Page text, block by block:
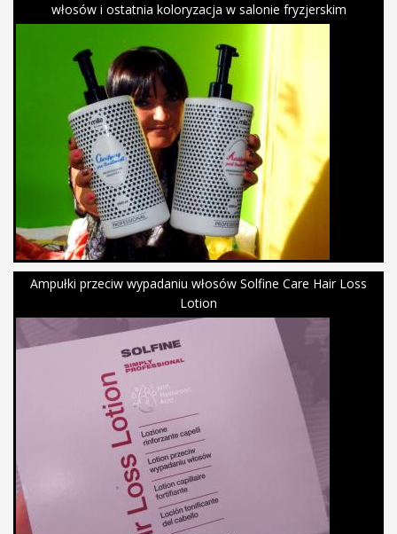
włosów i ostatnia koloryzacja w salonie fryzjerskim
Ampułki przeciw wypadaniu włosów Solfine Care Hair Loss
Lotion